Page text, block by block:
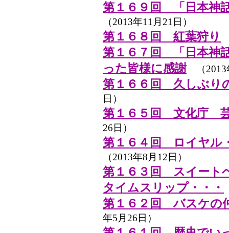
第１６９回 「日本神
（2013年11月21日）
第１６８回 紅葉狩り
第１６７回 「日本神
った皆様に感謝（2013
第１６６回 久しぶり
日）
第１６５回 文化庁
26日）
第１６４回 ロイヤル
（2013年8月12日）
第１６３回 スイート
タイムスリップ・・・
第１６２回 バスケの
年5月26日）